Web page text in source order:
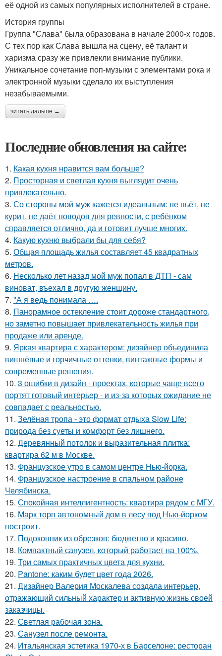
её одной из самых популярных исполнителей в стране.
История группы
Группа "Слава" была образована в начале 2000-х годов.
С тех пор как Слава вышла на сцену, её талант и
харизма сразу же привлекли внимание публики.
Уникальное сочетание поп-музыки с элементами рока и
электронной музыки сделало их выступления
незабываемыми.
читать дальше →
Последние обновления на сайте:
1. Какая кухня нравится вам больше?
2. Просторная и светлая кухня выглядит очень
привлекательно.
3. Со стороны мой муж кажется идеальным: не пьёт, не
курит, не даёт поводов для ревности, с ребёнком
справляется отлично, да и готовит лучше многих.
4. Какую кухню выбрали бы для себя?
5. Общая площадь жилья составляет 45 квадратных
метров.
6. Несколько лет назад мой муж попал в ДТП - сам
виноват, въехал в другую женщину.
7. "А я ведь понимала ….
8. Панорамное остекление стоит дороже стандартного,
но заметно повышает привлекательность жилья при
продаже или аренде.
9. Яркая квартира с характером: дизайнер объединила
вишнёвые и горчичные оттенки, винтажные формы и
современные решения.
10. 3 ошибки в дизайн - проектах, которые чаще всего
портят готовый интерьер - и из-за которых ожидание не
совпадает с реальностью.
11. Зелёная тропа - это формат отдыха Slow Life:
природа без суеты и комфорт без лишнего.
12. Деревянный потолок и выразительная плитка:
квартира 62 м в Москве.
13. Французское утро в самом центре Нью-йорка.
14. Французское настроение в спальном районе
Челябинска.
15. Спокойная интеллигентность: квартира рядом с МГУ.
16. Марк торп автономный дом в лесу под Нью-йорком
построит.
17. Подоконник из обрезков: бюджетно и красиво.
18. Компактный санузел, который работает на 100%.
19. Три самых практичных цвета для кухни.
20. Pantone: каким будет цвет года 2026.
21. Дизайнер Валерия Москалева создала интерьер,
отражающий сильный характер и активную жизнь своей
заказчицы.
22. Светлая рабочая зона.
23. Санузел после ремонта.
24. Итальянская эстетика 1970-х в Барселоне: ресторан